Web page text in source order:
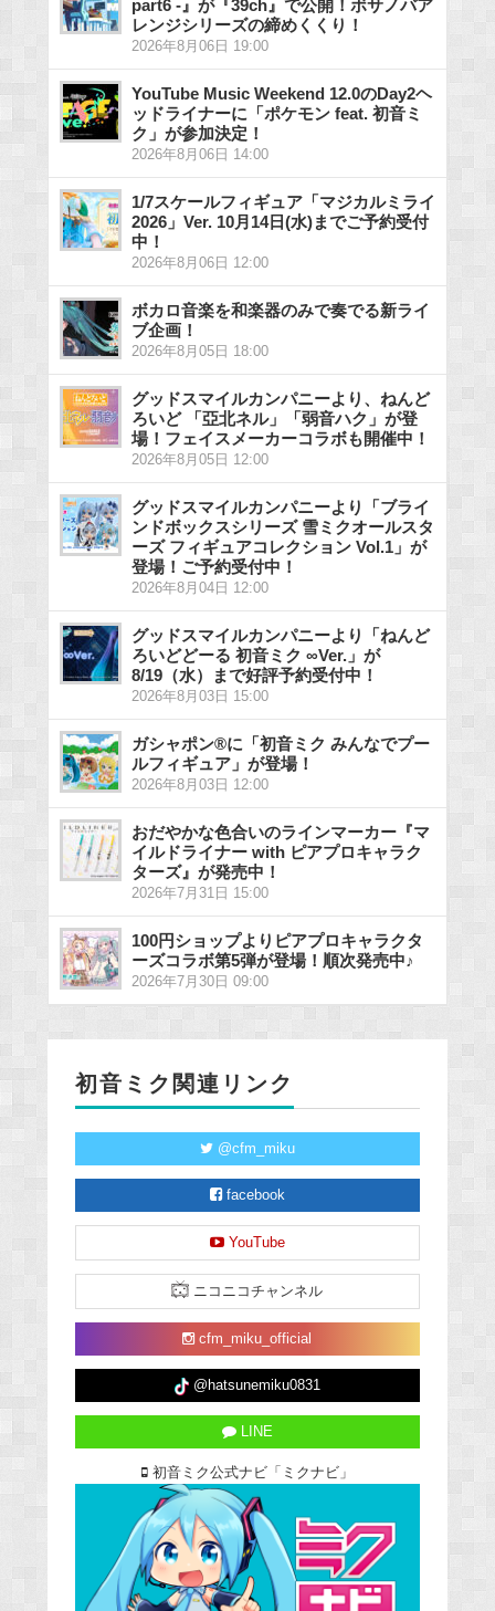
part6 -』が『39ch』で公開！ボサノバア
レンジシリーズの締めくくり！
2026年8月06日 19:00
YouTube Music Weekend 12.0のDay2ヘ
ッドライナーに「ポケモン feat. 初音ミ
ク」が参加決定！
2026年8月06日 14:00
1/7スケールフィギュア「マジカルミライ
2026」Ver. 10月14日(水)までご予約受付
中！
2026年8月06日 12:00
ボカロ音楽を和楽器のみで奏でる新ライ
ブ企画！
2026年8月05日 18:00
グッドスマイルカンパニーより、ねんど
ろいど 「亞北ネル」「弱音ハク」が登
場！フェイスメーカーコラボも開催中！
2026年8月05日 12:00
グッドスマイルカンパニーより「ブライ
ンドボックスシリーズ 雪ミクオールスタ
ーズ フィギュアコレクション Vol.1」が
登場！ご予約受付中！
2026年8月04日 12:00
グッドスマイルカンパニーより「ねんど
ろいどどーる 初音ミク ∞Ver.」が
8/19（水）まで好評予約受付中！
2026年8月03日 15:00
ガシャポン®に「初音ミク みんなでプー
ルフィギュア」が登場！
2026年8月03日 12:00
おだやかな色合いのラインマーカー『マ
イルドライナー with ピアプロキャラク
ターズ』が発売中！
2026年7月31日 15:00
100円ショップよりピアプロキャラクタ
ーズコラボ第5弾が登場！順次発売中♪
2026年7月30日 09:00
初音ミク関連リンク
@cfm_miku
facebook
YouTube
ニコニコチャンネル
cfm_miku_official
@hatsunemiku0831
LINE
初音ミク公式ナビ「ミクナビ」